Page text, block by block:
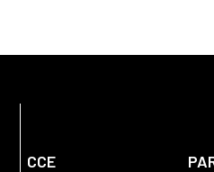
CCE